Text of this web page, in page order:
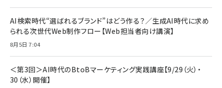
Amazonランキングをもっと見る
ケーブル Anker絡まないケーブル 240W 結束バン
ド付き USB PD対応 シリコン素材採用 iPhone
17 / 16 / 15 / Galaxy iPad Pro MacBook
Pro/Air 各種対応 (1.8m ミッドナイトブラック)
￥1,890
￥4,857
AI検索時代“選ばれるブランド”はどう作る？／生成AI時代に求め
られる次世代Web制作フロー【Web担当者向け講演】
8月5日 7:04
＜第3回＞AI時代のBtoBマーケティング実践講座【9/29（火）・
30（水）開催】